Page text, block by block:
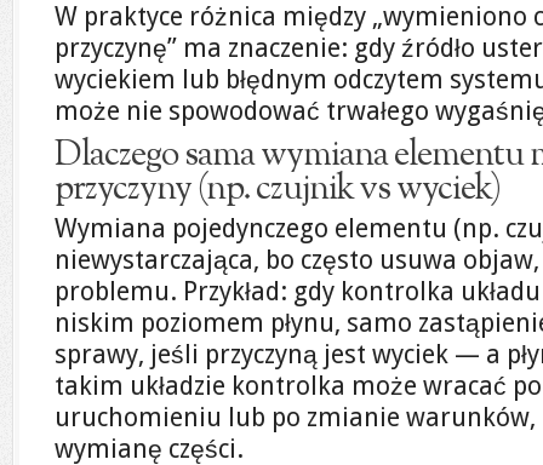
W praktyce różnica między „wymieniono
przyczynę” ma znaczenie: gdy źródło
wyciekiem lub błędnym odczytem
może nie spowodować trwałego
Dlaczego sama wymiana elementu
przyczyny (np. czujnik vs wyciek)
Wymiana pojedynczego elementu (np.
niewystarczająca, bo często usuwa objaw,
problemu. Przykład: gdy kontrolka
niskim poziomem płynu, samo
sprawy, jeśli przyczyną jest wyciek — a
takim układzie kontrolka może wracać
uruchomieniu lub po zmianie
wymianę części.